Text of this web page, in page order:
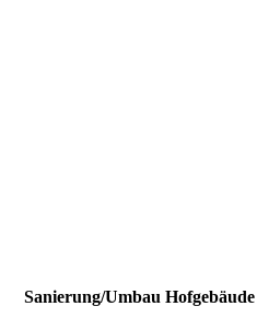
Sanierung/Umbau Hofgebäude